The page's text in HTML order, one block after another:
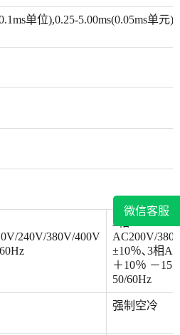
微信客服
单位),0.25-5.00ms(0.05ms单元
240V/380V/400V
3相
AC200V/
±10％､3相
＋10％ －
50/60Hz
强制空冷